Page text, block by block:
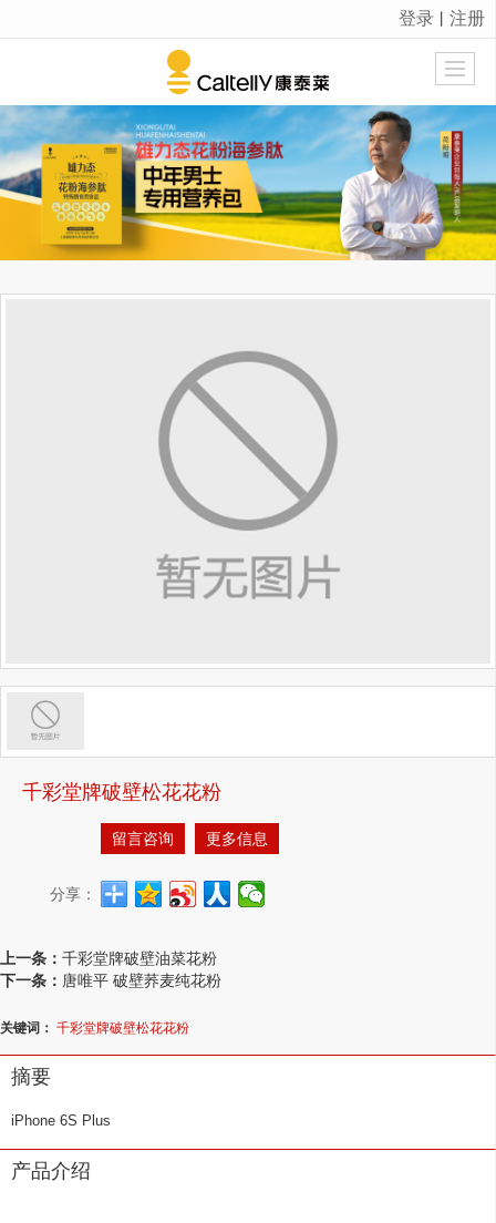
很遗憾，因您的浏览器版本过低导致无法获得最佳浏览体验，推荐下载安装谷歌浏览器！
登录 注册
千彩堂牌破壁松花花粉
留言咨询 更多信息
分享：
上一条： 千彩堂牌破壁油菜花粉
下一条： 唐唯平 破壁荞麦纯花粉
关键词： 千彩堂牌破壁松花花粉
摘要
iPhone 6S Plus
产品介绍